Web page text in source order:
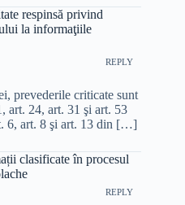
respinsă privind
la informaţiile
REPLY
prevederile criticate sunt
art. 24, art. 31 şi art. 53
6, art. 8 şi art. 13 din […]
clasificate în procesul
REPLY